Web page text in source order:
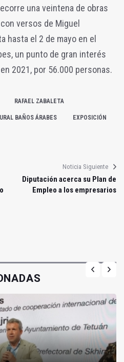
una veintena de obras
versos de Miguel
hasta el 2 de mayo en el
un punto de gran interés
2021, por 56.000 personas.
RAFAEL ZABALETA
BAÑOS ÁRABES EXPOSICIÓN
Noticia Siguiente
Diputación acerca su Plan de
Empleo a los empresarios